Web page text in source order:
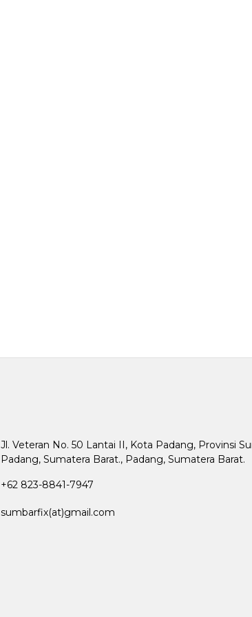
Jl. Veteran No. 50 Lantai II, Kota Padang, Provinsi
Padang, Sumatera Barat., Padang, Sumatera Barat.
+62 823-8841-7947
sumbarfix(at)gmail.com